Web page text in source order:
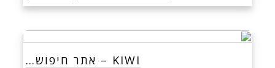
KIWI – אתר חיפוש…